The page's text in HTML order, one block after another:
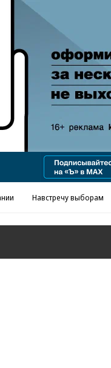
Навстречу выборам